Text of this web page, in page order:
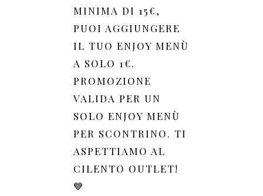
MINIMA DI 15€,
PUOI AGGIUNGERE
IL TUO ENJOY MENÙ
A SOLO 1€.
PROMOZIONE
VALIDA PER UN
SOLO ENJOY MENÙ
PER SCONTRINO. TI
ASPETTIAMO AL
CILENTO OUTLET!
💙